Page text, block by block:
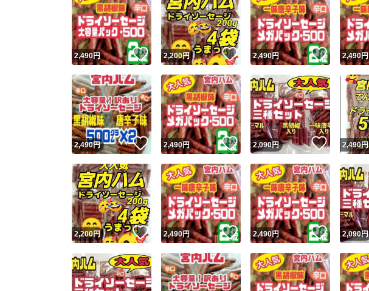
2,490円 いいね！
2,200円 いいね！
2,490円 いいね！
2,490円
2,490円 いいね！
2,490円 いいね！
2,090円 いいね！
2,490円
2,200円 いいね！
2,490円 いいね！
2,490円 いいね！
2,090円